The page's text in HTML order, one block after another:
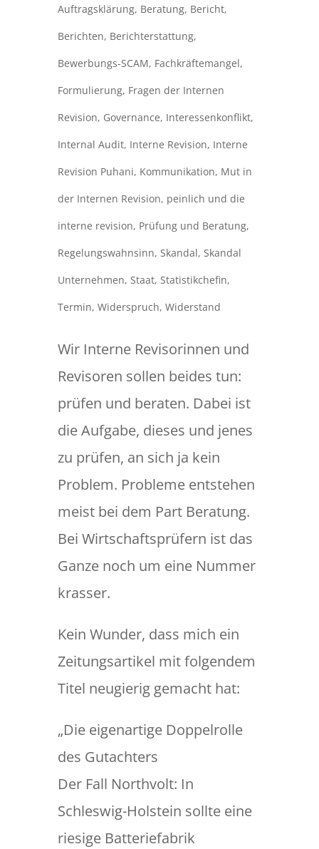
Auftragsklärung, Beratung, Bericht,
Berichten, Berichterstattung,
Bewerbungs-SCAM, Fachkräftemangel,
Formulierung, Fragen der Internen
Revision, Governance, Interessenkonflikt,
Internal Audit, Interne Revision, Interne
Revision Puhani, Kommunikation, Mut in
der Internen Revision, peinlich und die
interne revision, Prüfung und Beratung,
Regelungswahnsinn, Skandal, Skandal
Unternehmen, Staat, Statistikchefin,
Termin, Widerspruch, Widerstand
Wir Interne Revisorinnen und
Revisoren sollen beides tun:
prüfen und beraten. Dabei ist
die Aufgabe, dieses und jenes
zu prüfen, an sich ja kein
Problem. Probleme entstehen
meist bei dem Part Beratung.
Bei Wirtschaftsprüfern ist das
Ganze noch um eine Nummer
krasser.
Kein Wunder, dass mich ein
Zeitungsartikel mit folgendem
Titel neugierig gemacht hat:
„Die eigenartige Doppelrolle
des Gutachters
Der Fall Northvolt: In
Schleswig-Holstein sollte eine
riesige Batteriefabrik